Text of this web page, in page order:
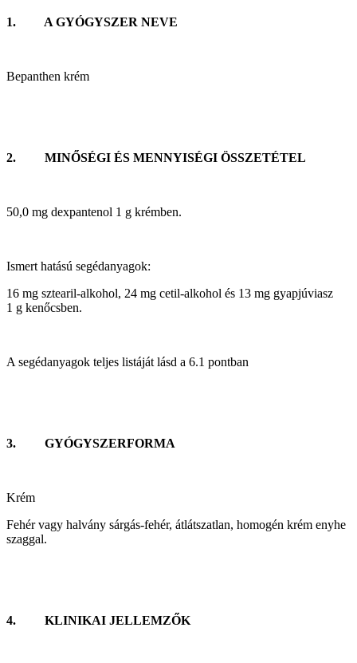
1. A GYÓGYSZER NEVE
Bepanthen krém
2. MINŐSÉGI ÉS MENNYISÉGI ÖSSZETÉTEL
50,0 mg dexpantenol 1 g krémben.
Ismert hatású segédanyagok:
16 mg sztearil-alkohol, 24 mg cetil-alkohol és 13 mg gyapjúviasz
1 g kenőcsben.
A segédanyagok teljes listáját lásd a 6.1 pontban
3. GYÓGYSZERFORMA
Krém
Fehér vagy halvány sárgás-fehér, átlátszatlan, homogén krém enyhe
szaggal.
4. KLINIKAI JELLEMZŐK